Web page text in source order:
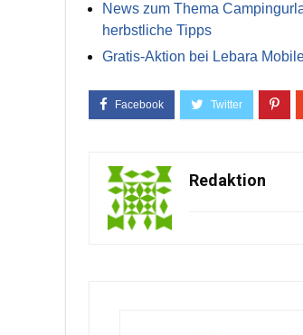
News zum Thema
herbstliche Tipps
Gratis-Aktion bei Lebara
Redaktion